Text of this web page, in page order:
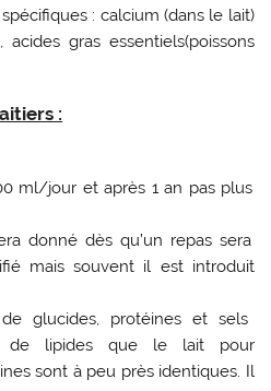
: calcium (dans le lait)
gras essentiels(poissons
:
ml/jour et après 1 an pas plus
donné dès qu’un repas sera
mais souvent il est introduit
glucides, protéines et sels
de lipides que le lait pour
sont à peu près identiques. Il